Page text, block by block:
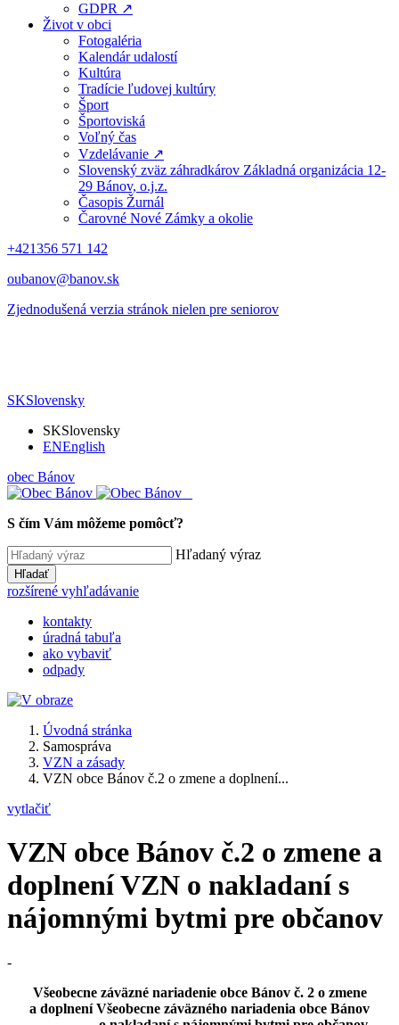
GDPR ↗
Život v obci
Fotogaléria
Kalendár udalostí
Kultúra
Tradície ľudovej kultúry
Šport
Športoviská
Voľný čas
Vzdelávanie ↗
Slovenský zväz záhradkárov Základná organizácia 12-
29 Bánov, o.j.z.
Časopis Žurnál
Čarovné Nové Zámky a okolie
+421356 571 142
oubanov@banov.sk
Zjednodušená verzia stránok nielen pre seniorov
SKSlovensky
SKSlovensky
ENEnglish
obec Bánov
S čím Vám môžeme pomôcť?
Hľadaný výraz
Hľadať
rozšírené vyhľadávanie
kontakty
úradná tabuľa
ako vybaviť
odpady
Úvodná stránka
Samospráva
VZN a zásady
VZN obce Bánov č.2 o zmene a doplnení...
vytlačiť
VZN obce Bánov č.2 o zmene a
doplnení VZN o nakladaní s
nájomnými bytmi pre občanov
-
Všeobecne záväzné nariadenie obce Bánov č. 2 o zmene
a doplnení Všeobecne záväzného nariadenia obce Bánov